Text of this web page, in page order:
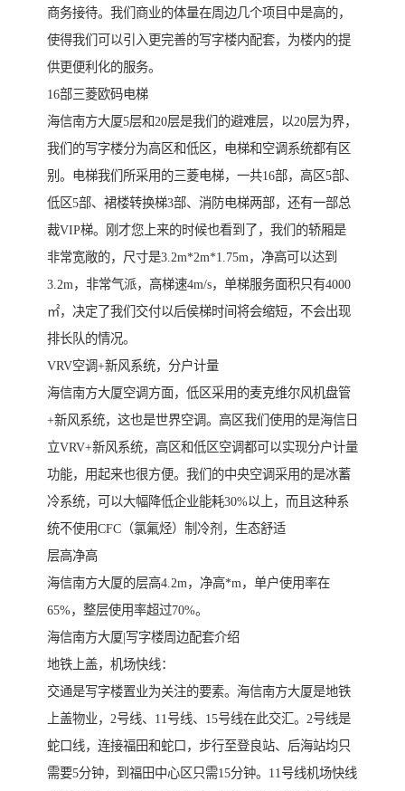
商务接待。我们商业的体量在周边几个项目中是高的，
使得我们可以引入更完善的写字楼内配套，为楼内的提
供更便利化的服务。
16部三菱欧码电梯
海信南方大厦5层和20层是我们的避难层，以20层为界，
我们的写字楼分为高区和低区，电梯和空调系统都有区
别。电梯我们所采用的三菱电梯，一共16部，高区5部、
低区5部、裙楼转换梯3部、消防电梯两部，还有一部总
裁VIP梯。刚才您上来的时候也看到了，我们的轿厢是
非常宽敞的，尺寸是3.2m*2m*1.75m，净高可以达到
3.2m，非常气派，高梯速4m/s，单梯服务面积只有4000
㎡，决定了我们交付以后侯梯时间将会缩短，不会出现
排长队的情况。
VRV空调+新风系统，分户计量
海信南方大厦空调方面，低区采用的麦克维尔风机盘管
+新风系统，这也是世界空调。高区我们使用的是海信日
立VRV+新风系统，高区和低区空调都可以实现分户计量
功能，用起来也很方便。我们的中央空调采用的是冰蓄
冷系统，可以大幅降低企业能耗30%以上，而且这种系
统不使用CFC（氯氟烃）制冷剂，生态舒适
层高净高
海信南方大厦的层高4.2m，净高*m，单户使用率在
65%，整层使用率超过70%。
海信南方大厦|写字楼周边配套介绍
地铁上盖，机场快线：
交通是写字楼置业为关注的要素。海信南方大厦是地铁
上盖物业，2号线、11号线、15号线在此交汇。2号线是
蛇口线，连接福田和蛇口，步行至登良站、后海站均只
需要5分钟，到福田中心区只需15分钟。11号线机场快线